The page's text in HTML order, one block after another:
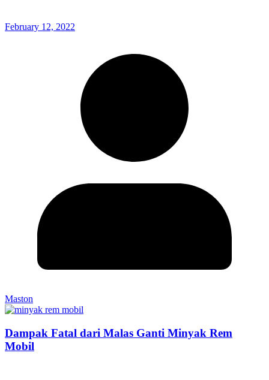
February 12, 2022
Maston
Dampak Fatal dari Malas Ganti Minyak Rem
Mobil